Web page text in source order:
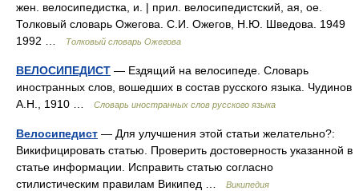
жен. велосипедистка, и. | прил. велосипедистский, ая, ое.
Толковый словарь Ожегова. С.И. Ожегов, Н.Ю. Шведова. 1949
1992 …
Толковый словарь Ожегова
ВЕЛОСИПЕДИСТ — Ездящий на велосипеде. Словарь
иностранных слов, вошедших в состав русского языка. Чудинов
А.Н., 1910 …
Словарь иностранных слов русского языка
Велосипедист — Для улучшения этой статьи желательно?:
Викифицировать статью. Проверить достоверность указанной в
статье информации. Исправить статью согласно
стилистическим правилам Википед …
Википедия